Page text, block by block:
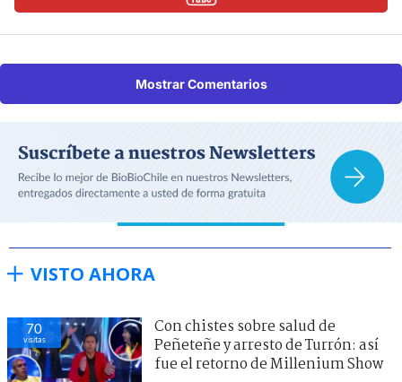
Mostrar Comentarios
VISTO AHORA
70
visitas
Con chistes sobre salud de
Peñeteñe y arresto de Turrón: así
fue el retorno de Millenium Show